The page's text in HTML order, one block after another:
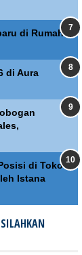
di Rumah
di Aura
di Toko
Istana